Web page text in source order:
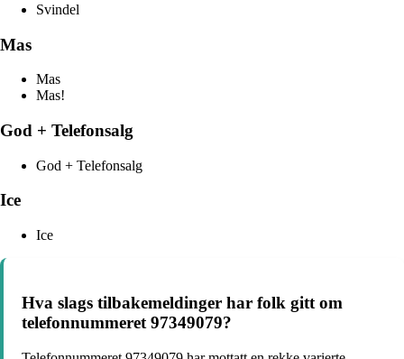
Svindel
Mas
Mas
Mas!
God + Telefonsalg
God + Telefonsalg
Ice
Ice
Hva slags tilbakemeldinger har folk gitt om
telefonnummeret 97349079?